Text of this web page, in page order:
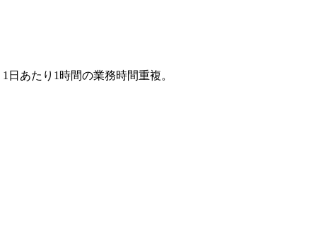
1日あたり1時間の業務時間重複。